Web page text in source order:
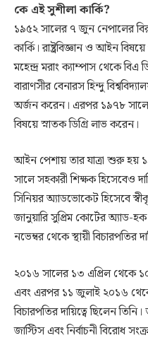
কে এই সুশীলা কার্কি?
১৯৫২ সালের ৭ জুন নেপালের
কার্কি। রাষ্ট্রবিজ্ঞান ও আইন
মহেন্দ্র মরাং ক্যাম্পাস থেকে
বারাণসীর বেনারস হিন্দু
অর্জন করেন। এরপর ১৯৭৮ সালে
বিষয়ে স্নাতক ডিগ্রি লাভ করেন।
আইন পেশায় তার যাত্রা শুরু হয়
সালে সহকারী শিক্ষক হিসেবেও
সিনিয়র অ্যাডভোকেট হিসেবে
জানুয়ারি সুপ্রিম কোর্টের অ্যাড-
নভেম্বর থেকে স্থায়ী বিচারপতির
২০১৬ সালের ১৩ এপ্রিল থেকে ১০
এবং এরপর ১১ জুলাই ২০১৬
বিচারপতির দায়িত্বে ছিলেন
জাস্টিস এবং নির্বাচনী বিরোধ